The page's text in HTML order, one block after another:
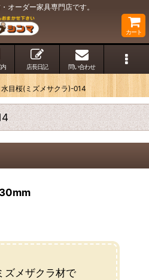
オーダー家具専門店です。
カート
店長日記 問い合わせ
水目桜(ミズメサクラ)-014
メザクラ材で